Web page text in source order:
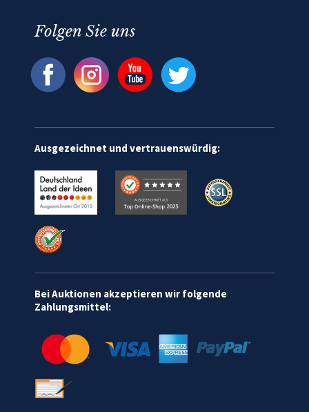
Folgen Sie uns
Ausgezeichnet und vertrauenswürdig:
Bei Auktionen akzeptieren wir folgende
Zahlungsmittel: